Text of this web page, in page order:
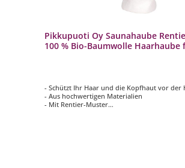
Pikkupuoti Oy Saunahaube
100 % Bio-Baumwolle Haarhaube
- Schützt Ihr Haar und die Kopfhaut vor der
- Aus hochwertigen Materialien
- Mit Rentier-Muster